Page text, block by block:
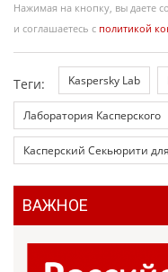
Нажимая на кнопку, вы даете
и соглашаетесь с политикой
Теги: Kaspersky Lab
Лаборатория Касперского
Касперский Секьюрити
ВАЖНОЕ